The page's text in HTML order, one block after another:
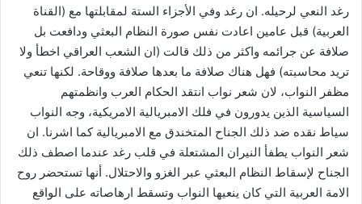
رغد النعي لرحيله. ان رغد وفي الأجزاء الستة لمقابلتها مع (القناة
العربية) قبل عامين اعادت نفس صورة النظام البعثي ودافعت بل
صلافة عن جرائمه واكثر من ذلك قالت (ان الشعب العراقي اخطأ ولا
تريد محاسبته) فهل هناك صلافة ما بعدها صلافة ووقاحة. لكنها تنعي
مظفر النواب، لان شعر نواب انتقد الحكام العرب وانظمتهم
السياسية الذين يدورون في فلك الامبريالية الامريكية، وجه النواب
سياط نقده ضد ذلك الجناح المتخندق مع الامبريالية كما اشرنا. ان
شعر النواب يطفأ النيران المشتعلة في قلب رغد عندما اصطف ذلك
الجناح لإسقاط النظام البعثي عبر الغزو والاحتلال. أنها تستحضر روح
الامة العربية التي كان ينعيها النواب وتسقط ارهاصاته على الواقع